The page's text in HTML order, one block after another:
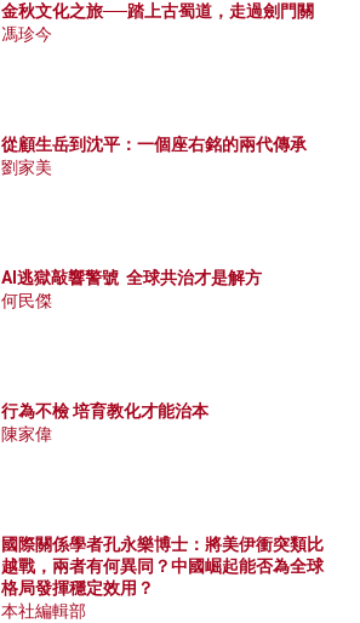
金秋文化之旅──踏上古蜀道，走過劍門關
馮珍今
從顧生岳到沈平：一個座右銘的兩代傳承
劉家美
AI逃獄敲響警號 全球共治才是解方
何民傑
行為不檢 培育教化才能治本
陳家偉
國際關係學者孔永樂博士：將美伊衝突類比
越戰，兩者有何異同？中國崛起能否為全球
格局發揮穩定效用？
本社編輯部